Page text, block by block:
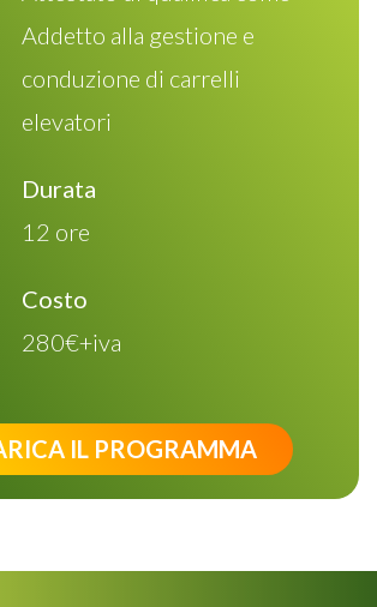
Addetto alla gestione e
conduzione di carrelli
elevatori
Durata
12 ore
Costo
280€+iva
IL PROGRAMMA